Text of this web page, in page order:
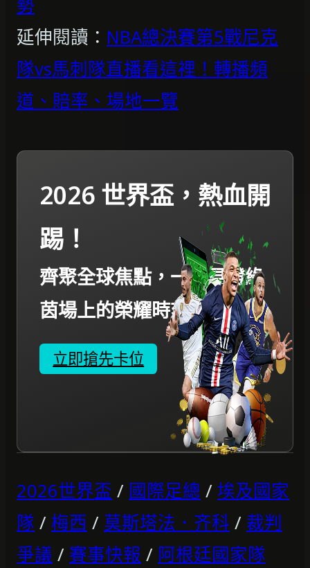
勢
延伸閱讀： NBA總決賽第5戰尼克
隊vs馬刺隊直播看這裡！轉播頻
道、賠率、場地一覽
2026 世界盃，熱血開
踢！
齊聚全球焦點，一起見證綠
茵場上的榮耀時刻。
立即搶先卡位
2026世界盃 / 國際足總 / 埃及國家
隊 / 梅西 / 莫斯塔法．齐科 / 裁判
爭議 / 賽事快報 / 阿根廷國家隊